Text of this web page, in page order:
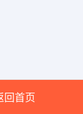
回首页